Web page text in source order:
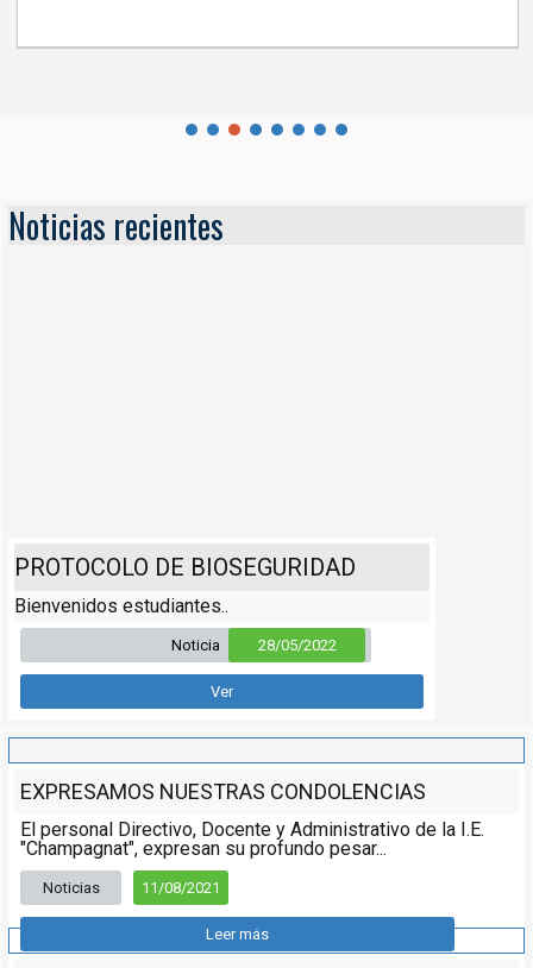
Noticias recientes
PROTOCOLO DE BIOSEGURIDAD
Bienvenidos estudiantes..
Noticia 28/05/2022
Ver
EXPRESAMOS NUESTRAS CONDOLENCIAS
El personal Directivo, Docente y Administrativo de la I.E.
"Champagnat", expresan su profundo pesar...
Noticias 11/08/2021
Leer más